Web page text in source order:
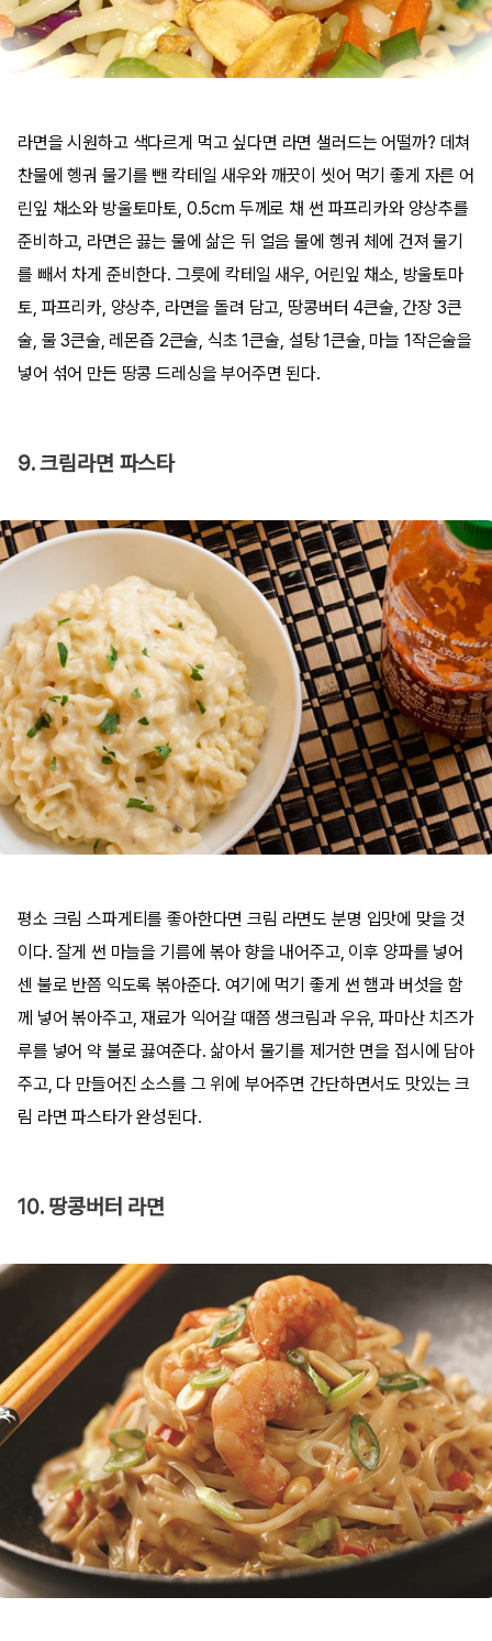
라면을 시원하고 색다르게 먹고 싶다면 라면 샐러드는 어떨까? 데쳐
찬물에 헹궈 물기를 뺀 칵테일 새우와 깨끗이 씻어 먹기 좋게 자른 어
린잎 채소와 방울토마토, 0.5cm 두께로 채 썬 파프리카와 양상추를
준비하고, 라면은 끓는 물에 삶은 뒤 얼음 물에 헹궈 체에 건져 물기
를 빼서 차게 준비한다. 그릇에 칵테일 새우, 어린잎 채소, 방울토마
토, 파프리카, 양상추, 라면을 돌려 담고, 땅콩버터 4큰술, 간장 3큰
술, 물 3큰술, 레몬즙 2큰술, 식초 1큰술, 설탕 1큰술, 마늘 1작은술을
넣어 섞어 만든 땅콩 드레싱을 부어주면 된다.
9. 크림라면 파스타
평소 크림 스파게티를 좋아한다면 크림 라면도 분명 입맛에 맞을 것
이다. 잘게 썬 마늘을 기름에 볶아 향을 내어주고, 이후 양파를 넣어
센 불로 반쯤 익도록 볶아준다. 여기에 먹기 좋게 썬 햄과 버섯을 함
께 넣어 볶아주고, 재료가 익어갈 때쯤 생크림과 우유, 파마산 치즈가
루를 넣어 약 불로 끓여준다. 삶아서 물기를 제거한 면을 접시에 담아
주고, 다 만들어진 소스를 그 위에 부어주면 간단하면서도 맛있는 크
림 라면 파스타가 완성된다.
10. 땅콩버터 라면